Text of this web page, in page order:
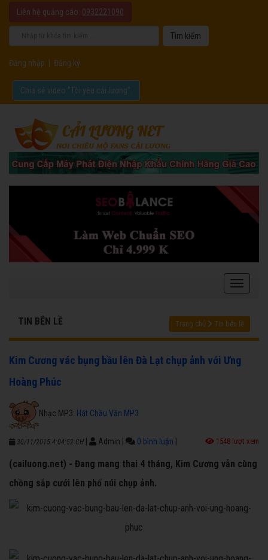
Liên hệ quảng cáo: 0932221090
Đăng nhập Đăng ký
Chia sẻ video "Tôi yêu cải lương".
TIN BÊN LỀ Trang chủ Tin bên lề
Kim Cương vác bụng bầu lên Đà Lạt chụp ảnh với Ưng
Hoàng Phúc
Nhạc MP3: Hát Chầu Văn MP3
30/11/2015 4:04:52 CH Admin 0 bình luận 1548 lượt xem
(cailuong.net) - Đang mang thai 4 tháng, Kim Cương vẫn cùng
chồng sắp cưới lên phố núi chụp ảnh.